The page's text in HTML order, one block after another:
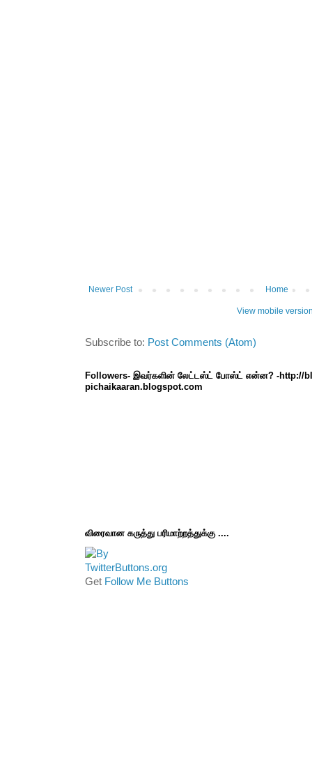
Newer Post Home
View mobile
Subscribe to: Post Comments (Atom)
Followers- இவர்களின் லேட்டஸ்ட் போஸ்ட் என்ன? -http://
pichaikaaran.blogspot.com
விரைவான கருத்து பரிமாற்றத்துக்கு ....
Get Follow Me Buttons